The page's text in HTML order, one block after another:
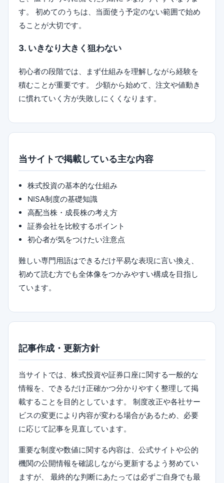
す。 初めてのうちは、当面使う予定のない範囲で始め
ることが大切です。
3. いきなり大きく狙わない
初心者の段階では、まず仕組みを理解しながら経験を
積むことが重要です。 少額から始めて、注文や値動き
に慣れていく方が失敗しにくくなります。
当サイトで掲載している主な内容
株式投資の基本的な仕組み
NISA制度の基礎知識
高配当株・成長株の考え方
証券会社を比較するポイント
初心者が気をつけたい注意点
難しい専門用語はできるだけ平易な表現に言い換え、
初めて読む方でも全体像をつかみやすい構成を目指し
ています。
記事作成・更新方針
当サイトでは、株式投資や証券口座に関する一般的な
情報を、できるだけ正確かつ分かりやすく整理して掲
載することを目的としています。 制度改正や各社サー
ビスの変更により内容が変わる場合があるため、必要
に応じて記事を見直しています。
重要な制度や数値に関する内容は、公式サイトや公的
機関の公開情報を確認しながら更新するよう努めてい
ますが、 最終的な判断にあたっては必ずご自身でも最